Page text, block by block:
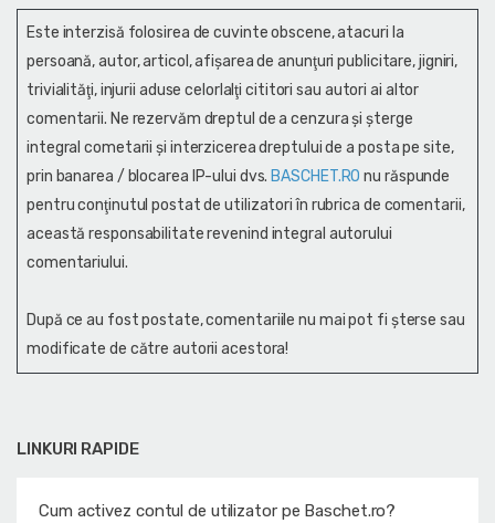
LINKURI RAPIDE
Cum activez contul de utilizator pe Baschet.ro?
Este interzisă folosirea de cuvinte obscene, atacuri la
persoană, autor, articol, afişarea de anunţuri publicitare, jigniri,
trivialităţi, injurii aduse celorlalţi cititori sau autori ai altor
comentarii. Ne rezervăm dreptul de a cenzura și şterge
integral cometarii și interzicerea dreptului de a posta pe site,
prin banarea / blocarea IP-ului dvs.BASCHET.RO nu răspunde
pentru conţinutul postat de utilizatori în rubrica de comentarii,
această responsabilitate revenind integral autorului
comentariului.
După ce au fost postate, comentariile nu mai pot fi șterse sau
modificate de către autorii acestora!